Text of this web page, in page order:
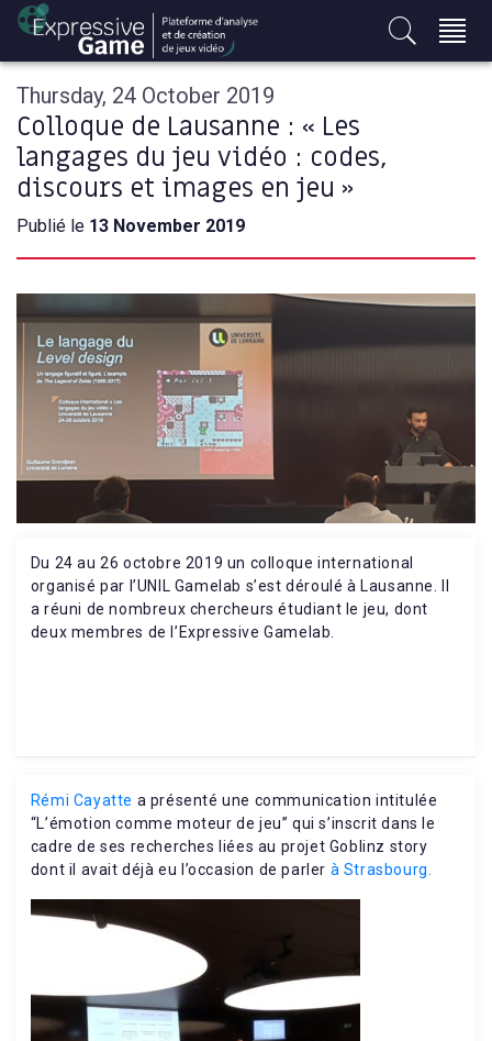
i
Thursday, 24 October 2019
Colloque de Lausanne : « Les
langages du jeu vidéo : codes,
discours et images en jeu »
Publié le 13 November 2019
Du 24 au 26 octobre 2019 un colloque international
organisé par l’UNIL Gamelab s’est déroulé à Lausanne. Il
a réuni de nombreux chercheurs étudiant le jeu, dont
deux membres de l’Expressive Gamelab.
Rémi Cayatte a présenté une communication intitulée
“L’émotion comme moteur de jeu” qui s’inscrit dans le
cadre de ses recherches liées au projet Goblinz story
dont il avait déjà eu l’occasion de parler à Strasbourg.